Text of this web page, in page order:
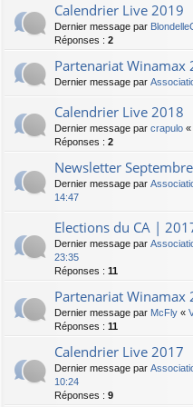
Calendrier Live 2019
Dernier message par
Réponses : 2
Partenariat Winamax
Dernier message par
Calendrier Live 2018
Dernier message par crapulo «
Réponses : 2
Newsletter
Dernier message par
14:47
Elections du CA |
Dernier message par
23:35
Réponses : 11
Partenariat Winamax
Dernier message par McFly «
Réponses : 11
Calendrier Live 2017
Dernier message par
10:24
Réponses : 9